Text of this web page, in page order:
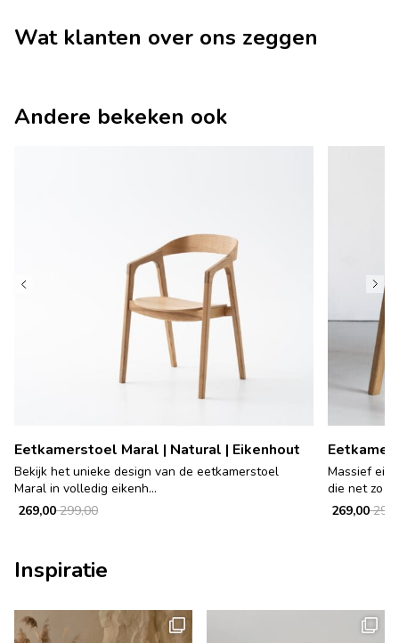
Wat klanten over ons zeggen
Andere bekeken ook
Eetkamerstoel Maral | Natural | Eikenhout
Bekijk het unieke design van de eetkamerstoel
Maral in volledig eikenh...
299,00
269,00
Massief
die net zo
269,00
Inspiratie